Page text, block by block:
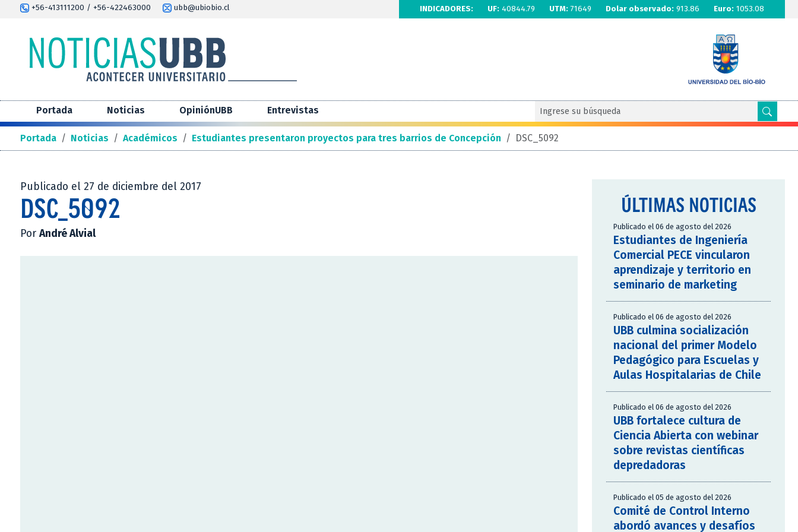
+56-413111200 / +56-422463000 ubb@ubiobio.cl INDICADORES: UF: 40844.79 UTM: 71649 Dolar observado: 913.86 Euro: 1053.08
Portada Noticias OpiniónUBB Entrevistas
Portada / Noticias / Académicos / Estudiantes presentaron proyectos para tres barrios de Concepción / DSC_5092
Publicado el 27 de diciembre del 2017
DSC_5092
Por André Alvial
ÚLTIMAS NOTICIAS
Publicado el 06 de agosto del 2026
Estudiantes de Ingeniería
Comercial PECE vincularon
aprendizaje y territorio en
seminario de marketing
Publicado el 06 de agosto del 2026
UBB culmina socialización
nacional del primer Modelo
Pedagógico para Escuelas y
Aulas Hospitalarias de Chile
Publicado el 06 de agosto del 2026
UBB fortalece cultura de
Ciencia Abierta con webinar
sobre revistas científicas
depredadoras
Publicado el 05 de agosto del 2026
Comité de Control Interno
abordó avances y desafíos